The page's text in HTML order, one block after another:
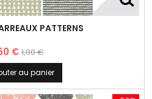
PATTERNS
€1,00 €
au panier